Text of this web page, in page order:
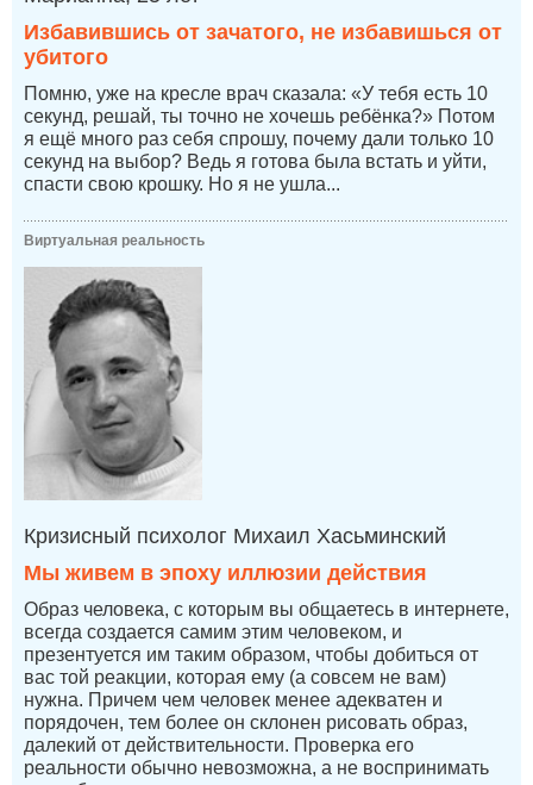
Избавившись от зачатого, не избавишься от
убитого
Помню, уже на кресле врач сказала: «У тебя есть 10
секунд, решай, ты точно не хочешь ребёнка?» Потом
я ещё много раз себя спрошу, почему дали только 10
секунд на выбор? Ведь я готова была встать и уйти,
спасти свою крошку. Но я не ушла...
Виртуальная реальность
Кризисный психолог Михаил Хасьминский
Мы живем в эпоху иллюзии действия
Образ человека, с которым вы общаетесь в интернете,
всегда создается самим этим человеком, и
презентуется им таким образом, чтобы добиться от
вас той реакции, которая ему (а совсем не вам)
нужна. Причем чем человек менее адекватен и
порядочен, тем более он склонен рисовать образ,
далекий от действительности. Проверка его
реальности обычно невозможна, а не воспринимать